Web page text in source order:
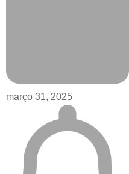
março 31, 2025